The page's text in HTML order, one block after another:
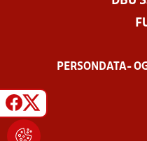
PERSONDATA-